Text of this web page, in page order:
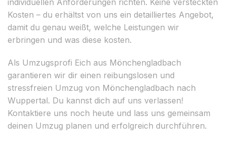
Kosten – du erhältst von uns ein detailliertes Angebot,
damit du genau weißt, welche Leistungen wir
erbringen und was diese kosten.
Als Umzugsprofi Eich aus Mönchengladbach
garantieren wir dir einen reibungslosen und
stressfreien Umzug von Mönchengladbach nach
Wuppertal. Du kannst dich auf uns verlassen!
Kontaktiere uns noch heute und lass uns gemeinsam
deinen Umzug planen und erfolgreich durchführen.